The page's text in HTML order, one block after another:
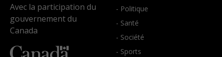
Avec la participation du
gouvernement du
Canada
- Politique
- Santé
- Société
- Sports